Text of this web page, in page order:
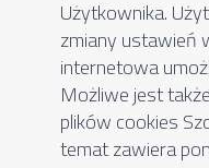
Użytkownika.
zmiany ustawień
internetowa
Możliwe jest
plików cookies
temat zawiera